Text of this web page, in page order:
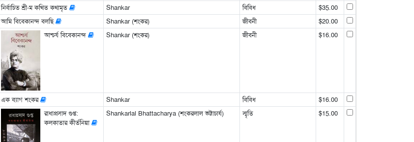
নির্বাচিত শ্রী-ম কথিত কথামৃত
Shankar বিবিধ
$35.00
আমি বিবেকানন্দ বলছি
Shankar (শংকর) জীবনী
$20.00
আশ্চর্য বিবেকানন্দ
Shankar (শংকর) জীবনী $16.00
এক ব্যাগ শংকর Shankar বিবিধ
$16.00
রাধাপ্রসাদ গুপ্ত:
কলকাতার কীর্তনিয়া
Shankarlal Bhattacharya (শংকরলাল ভট্টাচার্য) স্মৃতি $15.00